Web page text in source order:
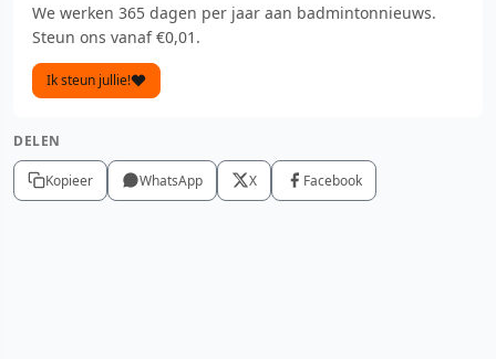
We werken 365 dagen per jaar aan badmintonnieuws.
Steun ons vanaf €0,01.
Ik steun jullie!
DELEN
Kopieer WhatsApp X Facebook